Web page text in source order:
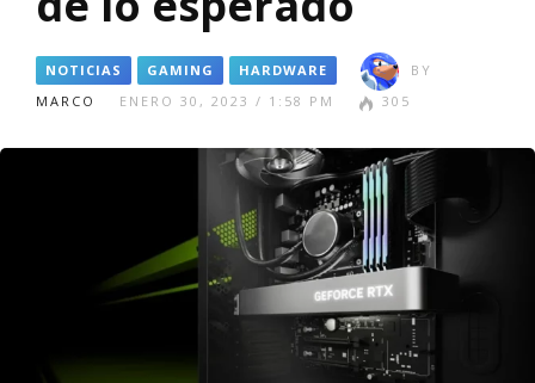
NOTICIAS GAMING HARDWARE
BY
MARCO
ENERO 30, 2023 / 1:58 PM 305